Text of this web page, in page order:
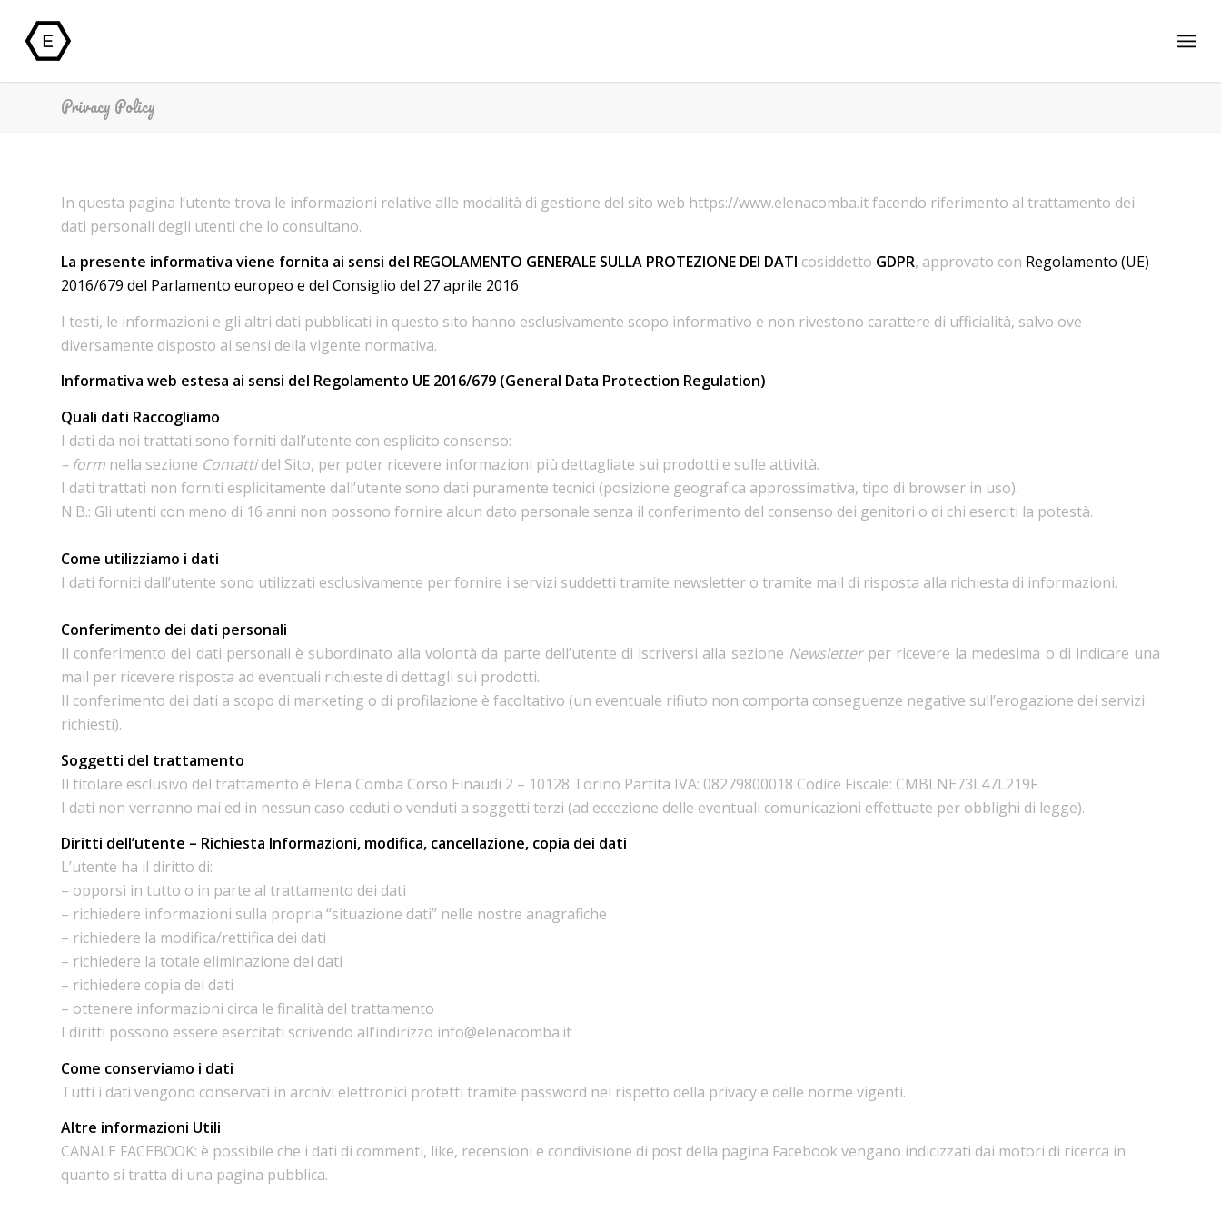
Privacy Policy
In questa pagina l’utente trova le informazioni relative alle modalità di gestione del sito web https://www.elenacomba.it facendo riferimento al trattamento dei
dati personali degli utenti che lo consultano.
La presente informativa viene fornita ai sensi del REGOLAMENTO GENERALE SULLA PROTEZIONE DEI DATI cosiddetto GDPR, approvato con Regolamento (UE)
2016/679 del Parlamento europeo e del Consiglio del 27 aprile 2016
I testi, le informazioni e gli altri dati pubblicati in questo sito hanno esclusivamente scopo informativo e non rivestono carattere di ufficialità, salvo ove
diversamente disposto ai sensi della vigente normativa.
Informativa web estesa ai sensi del Regolamento UE 2016/679 (General Data Protection Regulation)
Quali dati Raccogliamo
I dati da noi trattati sono forniti dall’utente con esplicito consenso:
– form nella sezione Contattidel Sito, per poter ricevere informazioni più dettagliate sui prodotti e sulle attività.
I dati trattati non forniti esplicitamente dall’utente sono dati puramente tecnici (posizione geografica approssimativa, tipo di browser in uso).
N.B.: Gli utenti con meno di 16 anni non possono fornire alcun dato personale senza il conferimento del consenso dei genitori o di chi eserciti la potestà.
Come utilizziamo i dati
I dati forniti dall’utente sono utilizzati esclusivamente per fornire i servizi suddetti tramite newsletter o tramite mail di risposta alla richiesta di informazioni.
Conferimento dei dati personali
Il conferimento dei dati personali è subordinato alla volontà da parte dell’utente di iscriversi alla sezione Newsletterper ricevere la medesima o di indicare una
mail per ricevere risposta ad eventuali richieste di dettagli sui prodotti.
Il conferimento dei dati a scopo di marketing o di profilazione è facoltativo (un eventuale rifiuto non comporta conseguenze negative sull’erogazione dei servizi
richiesti).
Soggetti del trattamento
Il titolare esclusivo del trattamento è Elena Comba Corso Einaudi 2 – 10128 Torino Partita IVA: 08279800018 Codice Fiscale: CMBLNE73L47L219F
I dati non verranno mai ed in nessun caso ceduti o venduti a soggetti terzi (ad eccezione delle eventuali comunicazioni effettuate per obblighi di legge).
Diritti dell’utente – Richiesta Informazioni, modifica, cancellazione, copia dei dati
L’utente ha il diritto di:
– opporsi in tutto o in parte al trattamento dei dati
– richiedere informazioni sulla propria “situazione dati” nelle nostre anagrafiche
– richiedere la modifica/rettifica dei dati
– richiedere la totale eliminazione dei dati
– richiedere copia dei dati
– ottenere informazioni circa le finalità del trattamento
I diritti possono essere esercitati scrivendo all’indirizzo info@elenacomba.it
Come conserviamo i dati
Tutti i dati vengono conservati in archivi elettronici protetti tramite password nel rispetto della privacy e delle norme vigenti.
Altre informazioni Utili
CANALE FACEBOOK: è possibile che i dati di commenti, like, recensioni e condivisione di post della pagina Facebook vengano indicizzati dai motori di ricerca in
quanto si tratta di una pagina pubblica.